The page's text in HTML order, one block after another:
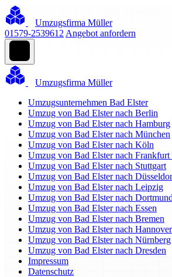
Umzugsfirma Müller
01579-2539612 Angebot anfordern
Umzugsfirma Müller
Umzugsunternehmen Bad Elster
Umzug von Bad Elster nach Berlin
Umzug von Bad Elster nach Hamburg
Umzug von Bad Elster nach München
Umzug von Bad Elster nach Köln
Umzug von Bad Elster nach Frankfurt
Umzug von Bad Elster nach Stuttgart
Umzug von Bad Elster nach
Umzug von Bad Elster nach Leipzig
Umzug von Bad Elster nach Dortmund
Umzug von Bad Elster nach Essen
Umzug von Bad Elster nach Bremen
Umzug von Bad Elster nach Hannover
Umzug von Bad Elster nach Nürnberg
Umzug von Bad Elster nach Dresden
Impressum
Datenschutz